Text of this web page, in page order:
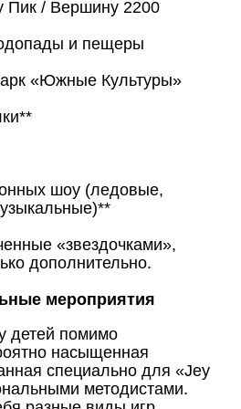
/ Вершину 2200
и пещеры
«Южные Культуры»
шоу (ледовые,
«звездочками»,
дополнительно.
мероприятия
детей помимо
насыщенная
специально для «Jey
методистами.